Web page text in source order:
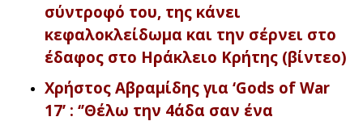
σύντροφό του, της κάνει
κεφαλοκλείδωμα και την σέρνει στο
έδαφος στο Ηράκλειο Κρήτης (βίντεο)
Χρήστος Αβραμίδης για ‘Gods of War
17’ : ‘’Θέλω την 4άδα σαν ένα